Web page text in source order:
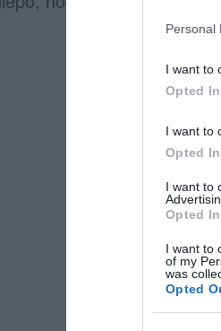
Personal
I want to
Opted In
I want to
Opted In
I want to
Opted In
I want to
of my
was
Opted